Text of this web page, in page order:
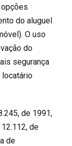
do aluguel
O uso
do
segurança
locatário
de 1991,
de
de